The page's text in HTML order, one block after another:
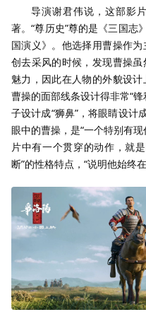
导演谢君伟说，这部影
著。“尊历史”尊的是《三国志
国演义》。他选择用曹操作
创去采风的时候，发现曹操
魅力，因此在人物的外貌设
曹操的面部线条设计得非常“
子设计成“狮鼻”，将眼睛设计
眼中的曹操，是“一个特别有
片中有一个贯穿的动作，就
断”的性格特点，“说明他始终